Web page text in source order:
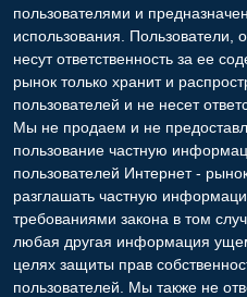
пользователями и
использования.
несут ответственность за ее
рынок только хранит и
пользователей и не несет
Мы не продаем и не
пользование частную
пользователей Интернет -
разглашать частную
требованиями закона в том
любая другая информация
целях защиты прав
пользователей. Мы также не